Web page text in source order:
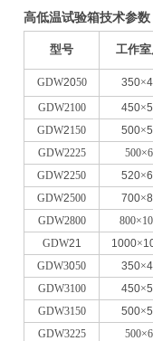
高低温试验箱技术参数
型号 工作
GDW2050 350×
GDW2100
450×
GDW2150 500×
GDW2225
GDW2250 520×
GDW2500 700×
GDW2800
GDW21 1000×
GDW3050 350×
GDW3100
450×
GDW3150
500×
GDW3225